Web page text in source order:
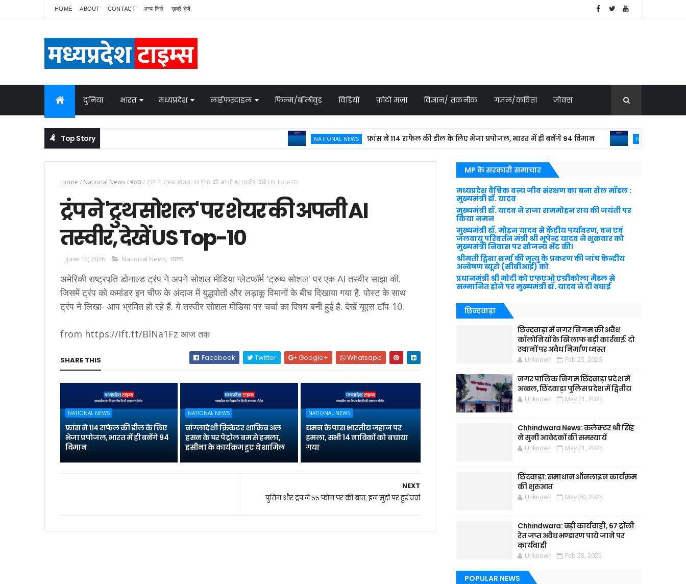
HOME ABOUT CONTACT अन्य जिले ख़बरें भेजें
दुनिया भारत मध्यप्रदेश लाईफस्टाइल फिल्म/बॉलीवुड विडियो फ़ोटो मज़ा विज्ञान/ तकनीक ग़ज़ल/कविता जोक्स
Top Story NATIONAL NEWS फ्रांस ने 114 राफेल की डील के लिए भेजा प्रपोजल, भारत में ही बनेंगे 94 विमान NATIONAL NEWS
Home / National News/भारत/ट्रंप ने 'ट्रुथ सोशल' पर शेयर की अपनी AI तस्वीर, देखें US Top-10
ट्रंप ने 'ट्रुथ सोशल' पर शेयर की अपनी AI
तस्वीर, देखें US Top-10
June 15, 2026 National News, भारत
अमेरिकी राष्ट्रपति डोनाल्ड ट्रंप ने अपने सोशल मीडिया प्लेटफॉर्म 'ट्रुथ सोशल' पर एक AI तस्वीर साझा की.
जिसमें ट्रंप को कमांडर इन चीफ के अंदाज में युद्धपोतों और लड़ाकू विमानों के बीच दिखाया गया है. पोस्ट के साथ
ट्रंप ने लिखा- आप भ्रमित हो रहे हैं. ये तस्वीर सोशल मीडिया पर चर्चा का विषय बनी हुई है. देखें यूएस टॉप-10.
from https://ift.tt/BlNa1Fz आज तक
SHARE THIS Facebook Twitter Google+ Whatsapp
NATIONAL NEWS
फ्रांस ने 114 राफेल की डील के लिए
भेजा प्रपोजल, भारत में ही बनेंगे 94
विमान
NATIONAL NEWS
बांग्लादेशी क्रिकेटर शाकिब अल
हसन के घर पेट्रोल बम से हमला,
हसीना के कार्यक्रम हुए थे शामिल
NATIONAL NEWS
यमन के पास भारतीय जहाज पर
हमला, सभी 14 नाविकों को बचाया
गया
NEXT
पुतिन और ट्रंप ने 55 फोन पर की बात, इन मुद्दों पर हुई चर्चा
MP के सरकारी समाचार
मध्यप्रदेश वैश्विक वन्य जीव संरक्षण का बना रोल मॉडल :
मुख्यमंत्री डॉ. यादव
मुख्यमंत्री डॉ. यादव ने राजा राममोहन राय की जयंती पर
किया नमन
मुख्यमंत्री डॉ. मोहन यादव से केंद्रीय पर्यावरण, वन एवं
जलवायु परिवर्तन मंत्री श्री भूपेन्द्र यादव ने शुक्रवार को
मुख्यमंत्री निवास पर सौजन्य भेंट की।
श्रीमती ट्विशा शर्मा की मृत्यु के प्रकरण की जांच केन्द्रीय
अन्वेषण ब्यूरो (सीबीआई) को
प्रधानमंत्री श्री मोदी को एफएओ एग्रीकोला मैडल से
सम्मानित होने पर मुख्यमंत्री डॉ. यादव ने दी बधाई
छिन्दवाड़ा
छिन्दवाड़ा में नगर निगम की अवैध
कॉलोनियों के खिलाफ बड़ी कार्रवाई: दो
स्थानों पर अवैध निर्माण ध्वस्त
Unknown Feb 25, 2026
नगर पालिक निगम छिंदवाड़ा प्रदेश में
अव्वल, छिंदवाड़ा पुलिस प्रदेश में द्वितीय
Unknown May 21, 2025
Chhindwara News: कलेक्टर श्री सिंह
ने सुनी आवेदकों की समस्यायें
Unknown May 21, 2025
छिंदवाड़ा: समाधान ऑनलाइन कार्यक्रम
की शुरुआत
Unknown May 20, 2025
Chhindwara: बड़ी कार्यवाही, 67 ट्रॉली
रेत जप्त अवैध भण्डारण पाये जाने पर
कार्यवाही
Unknown Feb 28, 2025
POPULAR NEWS